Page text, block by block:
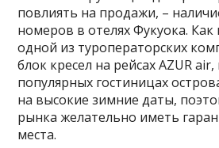
повлиять на продажи, –
номеров в отелях Фукуока. Как
одной из туроператорских
блок кресел на рейсах AZUR
популярных гостиницах
на высокие зимние даты,
рынка желательно иметь
места.